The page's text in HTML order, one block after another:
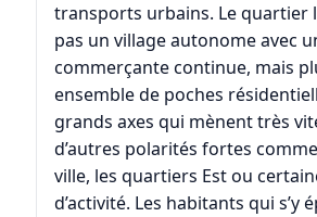
transports urbains. Le quartier
pas un village autonome avec
commerçante continue, mais
ensemble de poches
grands axes qui mènent très
d’autres polarités fortes
ville, les quartiers Est ou
d’activité. Les habitants qui s’y